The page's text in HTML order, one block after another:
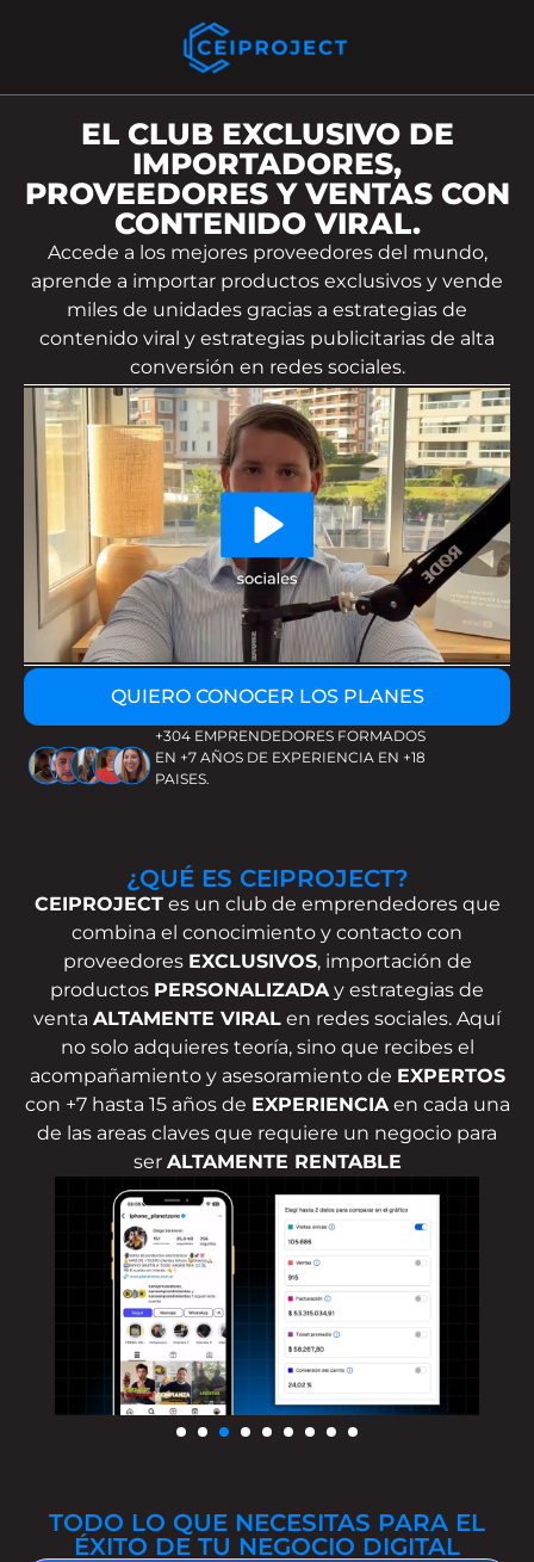
EL CLUB EXCLUSIVO DE
IMPORTADORES,
PROVEEDORES Y VENTAS CON
CONTENIDO VIRAL.
Accede a los mejores proveedores del mundo,
aprende a importar productos exclusivos y vende
miles de unidades gracias a estrategias de
contenido viral y estrategias publicitarias de alta
conversión en redes sociales.
QUIERO CONOCER LOS PLANES
+304 EMPRENDEDORES FORMADOS
EN +7 AÑOS DE EXPERIENCIA EN +18
PAISES.
¿QUÉ ES CEIPROJECT?
CEIPROJECTes un club de emprendedores que
combina el conocimiento y contacto con
proveedores EXCLUSIVOS, importación de
productos PERSONALIZADAy estrategias de
venta ALTAMENTE VIRAL en redes sociales. Aquí
no solo adquieres teoría, sino que recibes el
acompañamiento y asesoramiento de EXPERTOS
con +7 hasta 15 años de EXPERIENCIAen cada una
de las areas claves que requiere un negocio para
ser ALTAMENTE RENTABLE
TODO LO QUE NECESITAS PARA EL
ÉXITO DE TU NEGOCIO DIGITAL